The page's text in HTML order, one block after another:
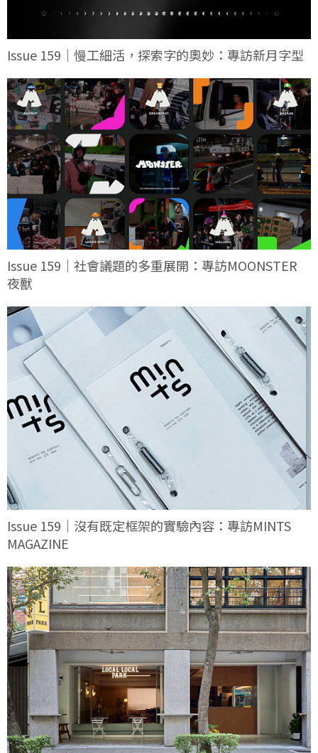
Issue 159｜慢工細活，探索字的奧妙：專訪新月字型
Issue 159｜社會議題的多重展開：專訪MOONSTER
夜獸
Issue 159｜沒有既定框架的實驗內容：專訪MINTS
MAGAZINE